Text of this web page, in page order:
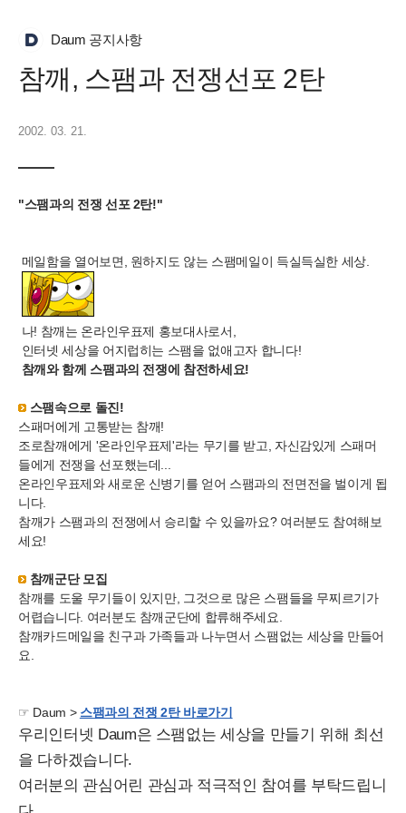
Daum 공지사항
참깨, 스팸과 전쟁선포 2탄
2002. 03. 21.
"스팸과의 전쟁 선포 2탄!"
메일함을 열어보면, 원하지도 않는 스팸메일이 득실득실한 세상.
나! 참깨는 온라인우표제 홍보대사로서,
인터넷 세상을 어지럽히는 스팸을 없애고자 합니다!
참깨와 함께 스팸과의 전쟁에 참전하세요!
스팸속으로 돌진!
스패머에게 고통받는 참깨!
조로참깨에게 '온라인우표제'라는 무기를 받고, 자신감있게 스패머
들에게 전쟁을 선포했는데...
온라인우표제와 새로운 신병기를 얻어 스팸과의 전면전을 벌이게 됩
니다.
참깨가 스팸과의 전쟁에서 승리할 수 있을까요? 여러분도 참여해보
세요!
참깨군단 모집
참깨를 도울 무기들이 있지만, 그것으로 많은 스팸들을 무찌르기가
어렵습니다. 여러분도 참깨군단에 합류해주세요.
참깨카드메일을 친구과 가족들과 나누면서 스팸없는 세상을 만들어
요.
☞ Daum > 스팸과의 전쟁 2탄 바로가기
우리인터넷 Daum은 스팸없는 세상을 만들기 위해 최선
을 다하겠습니다.
여러분의 관심어린 관심과 적극적인 참여를 부탁드립니